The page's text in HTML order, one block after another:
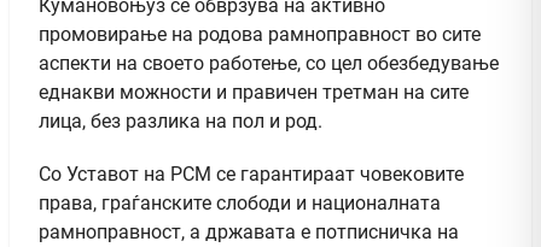
Кумановоњуз се обврзува на активно
промовирање на родова рамноправност во сите
аспекти на своето работење, со цел обезбедување
еднакви можности и правичен третман на сите
лица, без разлика на пол и род.
Со Уставот на РСМ се гарантираат човековите
права, граѓанските слободи и националната
рамноправност, а државата е потписничка на